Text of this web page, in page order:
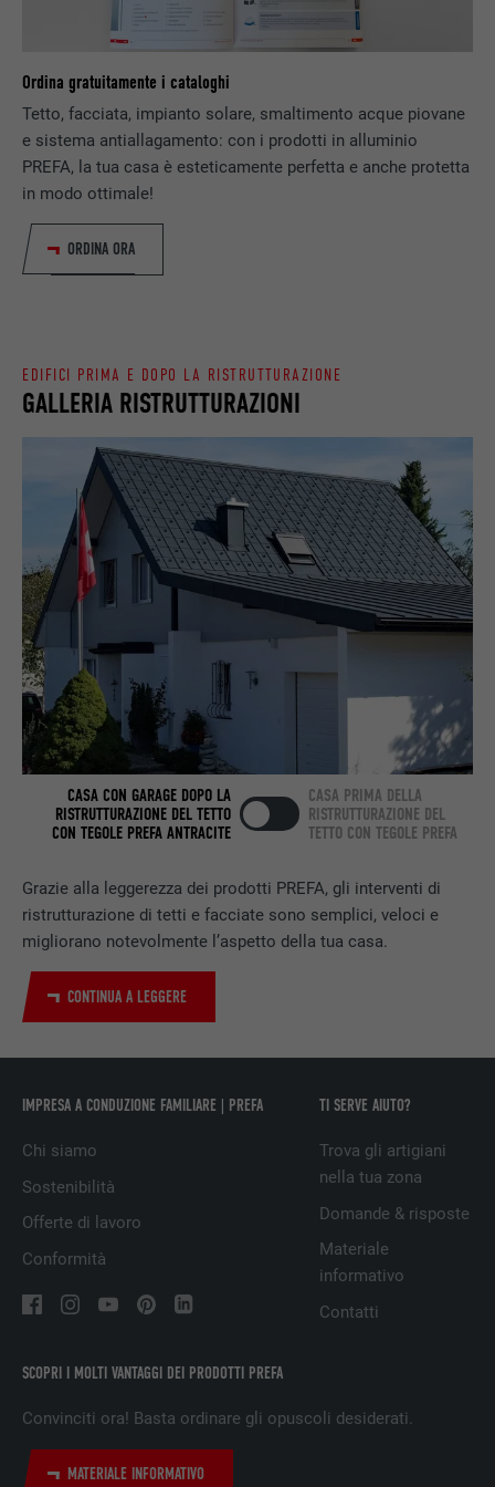
Ordina gratuitamente i cataloghi
Tetto, facciata, impianto solare, smaltimento acque piovane
e sistema antiallagamento: con i prodotti in alluminio
PREFA, la tua casa è esteticamente perfetta e anche protetta
in modo ottimale!
ORDINA ORA
Grazie alla leggerezza dei prodotti PREFA, gli interventi di
ristrutturazione di tetti e facciate sono semplici, veloci e
migliorano notevolmente l’aspetto della tua casa.
CONTINUA A LEGGERE
GALLERIA RISTRUTTURAZIONI
EDIFICI PRIMA E DOPO LA RISTRUTTURAZIONE
CASA CON GARAGE DOPO LA
RISTRUTTURAZIONE DEL TETTO
CON TEGOLE PREFA ANTRACITE
CASA PRIMA DELLA
RISTRUTTURAZIONE DEL
TETTO CON TEGOLE PREFA
SCOPRI I MOLTI VANTAGGI DEI PRODOTTI PREFA
Convinciti ora! Basta ordinare gli opuscoli desiderati.
MATERIALE INFORMATIVO
IMPRESA A CONDUZIONE FAMILIARE | PREFA
Chi siamo
Sostenibilità
Offerte di lavoro
Conformità
TI SERVE AIUTO?
Trova gli artigiani
nella tua zona
Domande & risposte
Materiale
informativo
Contatti
NOME _gaexp
DECORSO
Viene utilizzato a scopo di test per
l’inserimento di cookie. Non contiene alcun
Memorizza la versione linguistica di un sito
NOME lang
PROVIDER
DECORSO
NOME bcookie
PROVIDER LinkedIn
DECORSO 2 anni
SCOPO
Utilizzato dal servizio di social network
LinkedIn per il tracking dell’utilizzo di
prestazioni di servizio integrate.
NOME bscookie
PROVIDER LinkedIn
DECORSO 2 anni
Utilizzato dal servizio di social network
prestazioni di servizio integrate.
DECORSO 29 giorni
SCOPO
Utilizzato per il tracking degli utenti su
pubblicitari rilevanti sulla base delle
NOME
PROVIDER LinkedIn
Utilizzato dal servizio di social network